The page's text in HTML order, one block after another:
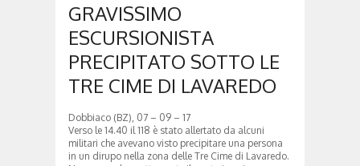
GRAVISSIMO
ESCURSIONISTA
PRECIPITATO SOTTO LE
TRE CIME DI LAVAREDO
Dobbiaco (BZ), 07 – 09 – 17
Verso le 14.40 il 118 è stato allertato da alcuni
militari che avevano visto precipitare una persona
in un dirupo nella zona delle Tre Cime di Lavaredo.